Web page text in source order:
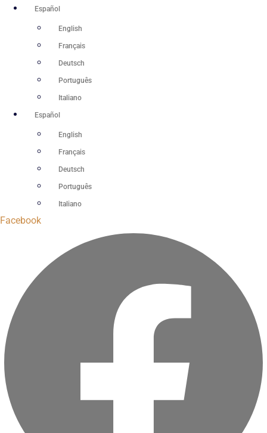
contenido
Español
English
Français
Deutsch
Português
Italiano
Español
English
Français
Deutsch
Português
Italiano
Facebook